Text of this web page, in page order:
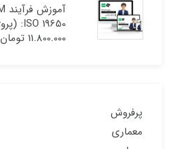
ISO 19650: (پروژه عملی)
11.800.000 تومان
پرفروش
معماری